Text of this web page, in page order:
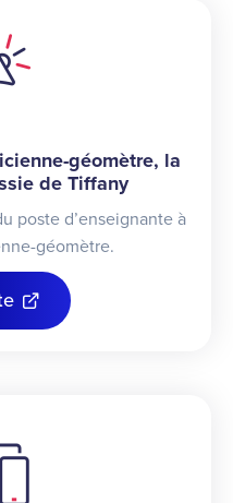
géomètre, la
de Tiffany
poste d’enseignante à
géomètre.